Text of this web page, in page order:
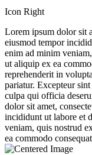
Icon Right
Lorem ipsum dolor sit
eiusmod tempor
enim ad minim
ut aliquip ex ea
reprehenderit in
pariatur. Excepteur
culpa qui officia
dolor sit amet,
incididunt ut labore et
veniam, quis nostrud
ea commodo